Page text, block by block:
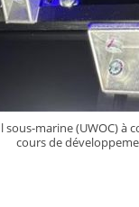
marine (UWOC) à
cours de